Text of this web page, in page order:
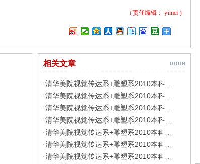
（责任编辑： yimei ）
相关文章
·清华美院视觉传达系+雕塑系2010本科…
·清华美院视觉传达系+雕塑系2010本科…
·清华美院视觉传达系+雕塑系2010本科…
·清华美院视觉传达系+雕塑系2010本科…
·清华美院视觉传达系+雕塑系2010本科…
·清华美院视觉传达系+雕塑系2010本科…
·清华美院视觉传达系+雕塑系2010本科…